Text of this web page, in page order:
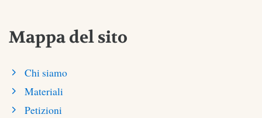
Mappa del sito
Chi siamo
Materiali
Petizioni